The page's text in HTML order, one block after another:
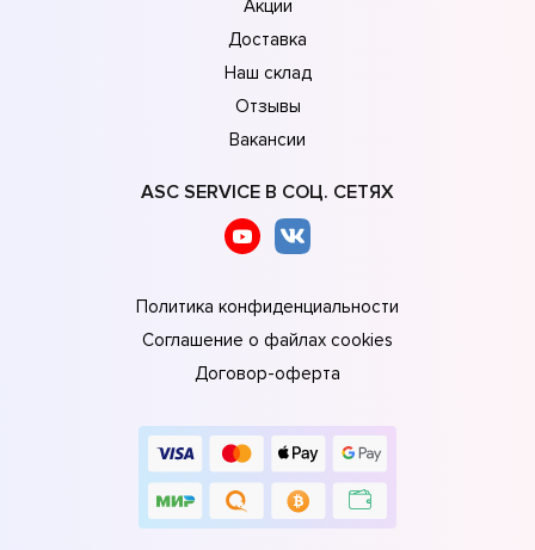
Акции
Доставка
Наш склад
Отзывы
Вакансии
ASC SERVICE В СОЦ. СЕТЯХ
Политика конфиденциальности
Соглашение о файлах cookies
Договор-оферта